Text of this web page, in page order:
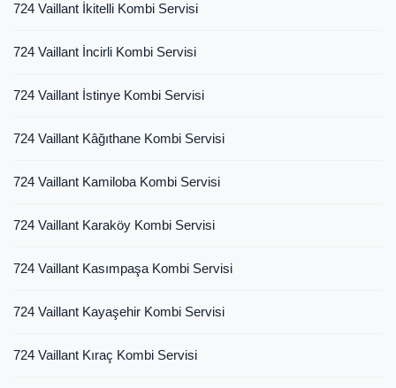
724 Vaillant İkitelli Kombi Servisi
724 Vaillant İncirli Kombi Servisi
724 Vaillant İstinye Kombi Servisi
724 Vaillant Kâğıthane Kombi Servisi
724 Vaillant Kamiloba Kombi Servisi
724 Vaillant Karaköy Kombi Servisi
724 Vaillant Kasımpaşa Kombi Servisi
724 Vaillant Kayaşehir Kombi Servisi
724 Vaillant Kıraç Kombi Servisi